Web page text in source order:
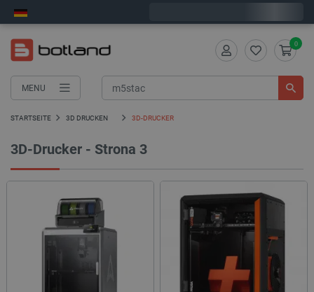
MENU
0
STARTSEITE 3D DRUCKEN 3D-DRUCKER
3D-Drucker - Strona 3